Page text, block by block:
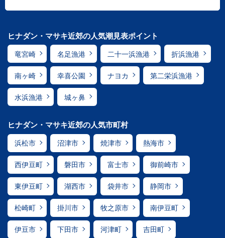
ヒナダン・マサキ近郊の人気潮見表ポイント
竜宮崎 名足漁港 二十一浜漁港 折浜漁港
南ヶ崎 幸喜公園 ナヨカ 第二栄浜漁港
水浜漁港 城ヶ鼻
ヒナダン・マサキ近郊の人気市町村
浜松市 沼津市 焼津市 熱海市
西伊豆町 磐田市 富士市 御前崎市
東伊豆町 湖西市 袋井市 静岡市
松崎町 掛川市 牧之原市 南伊豆町
伊豆市 下田市 河津町 吉田町